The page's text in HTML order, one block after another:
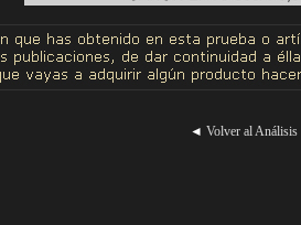
◄ Volver al Análisis